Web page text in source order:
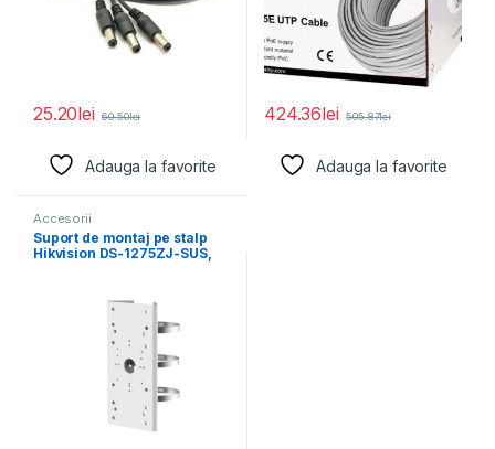
25.20lei 60.50lei
Adauga la favorite
424.36lei 505.87lei
Adauga la favorite
Accesorii
Suport de montaj pe stalp
Hikvision DS-1275ZJ-SUS,